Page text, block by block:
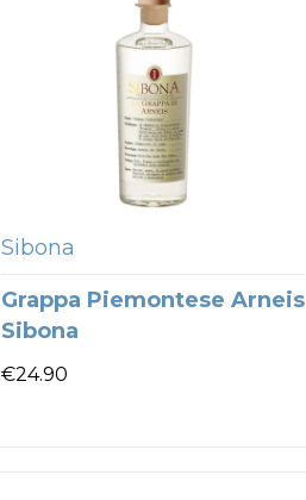
Sibona
Grappa Piemontese Arneis
Sibona
€24.90